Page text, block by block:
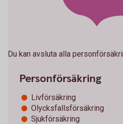
Personförsäkring
Livförsäkring
Olycksfallsförsäkring
Sjukförsäkring
Du kan avsluta alla